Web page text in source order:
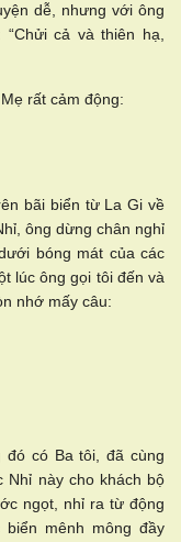
dễ, nhưng với ông
cả và thiên hạ,
rất cảm động:
bãi biển từ La Gi về
ông dừng chân nghỉ
bóng mát của các
lúc ông gọi tôi đến và
nhớ mấy câu:
có Ba tôi, đã cùng
Nhỉ này cho khách bộ
ngọt, nhỉ ra từ động
mênh mông đầy